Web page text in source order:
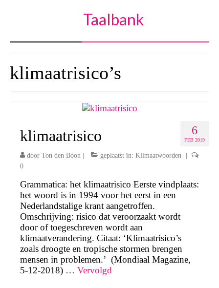
Taalbank
klimaatrisico’s
6
FEB 2019
klimaatrisico
door Ton den Boon | geplaatst in: Klimaatwoorden
|
0
Grammatica: het klimaatrisico Eerste vindplaats:
het woord is in 1994 voor het eerst in een
Nederlandstalige krant aangetroffen.
Omschrijving: risico dat veroorzaakt wordt
door of toegeschreven wordt aan
klimaatverandering. Citaat: ‘Klimaatrisico’s
zoals droogte en tropische stormen brengen
mensen in problemen.’ (Mondiaal Magazine,
5-12-2018) … Vervolgd